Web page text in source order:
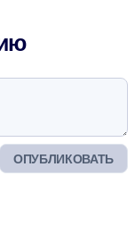
ОПУБЛИКОВАТЬ